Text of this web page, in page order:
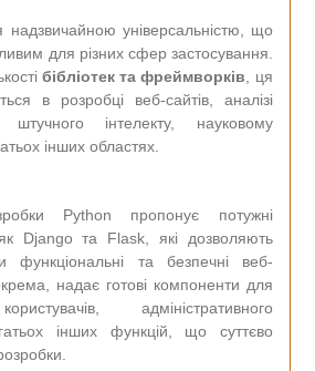
надзвичайною універсальністю, що
для різних сфер застосування.
бібліотек та фреймворків , ця
в розробці веб-сайтів, аналізі
штучного інтелекту, науковому
інших областях.
Python пропонує потужні
Django та Flask, які дозволяють
функціональні та безпечні веб-
надає готові компоненти для
адміністративного
інших функцій, що суттєво